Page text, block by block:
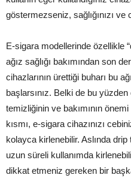
göstermezseniz, sağlığınızı ve
E-sigara modellerinde özellikle
ağız sağlığı bakımından son
cihazlarının ürettiği buharı bu
başlarsınız. Belki de bu
temizliğinin ve bakımının
kısmı, e-sigara cihazınızı
kolayca kirlenebilir. Aslında drip
uzun süreli kullanımda
dikkat etmeniz gereken bir